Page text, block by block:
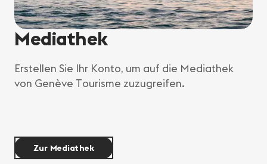
Mediathek
Erstellen Sie Ihr Konto, um auf die Mediathek
von Genève Tourisme zuzugreifen.
Zur Mediathek